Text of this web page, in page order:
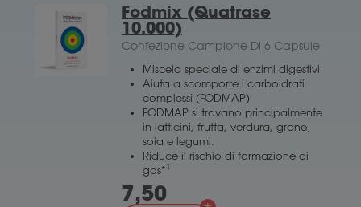
Fodmix (Quatrase
10.000)
Confezione Campione Di 6 Capsule
Miscela speciale di enzimi digestivi
Aiuta a scomporre i carboidrati
complessi (FODMAP)
FODMAP si trovano principalmente
in latticini, frutta, verdura, grano,
soia e legumi.
Riduce il rischio di formazione di
gas*1
7,50